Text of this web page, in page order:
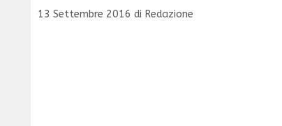
13 Settembre 2016 di Redazione